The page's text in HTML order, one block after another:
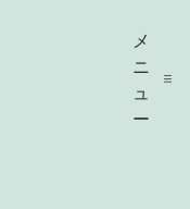
メ
ニ
ュ
ー